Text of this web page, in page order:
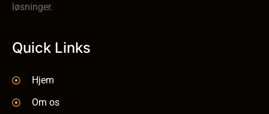
løsninger.
Quick Links
Hjem
Om os